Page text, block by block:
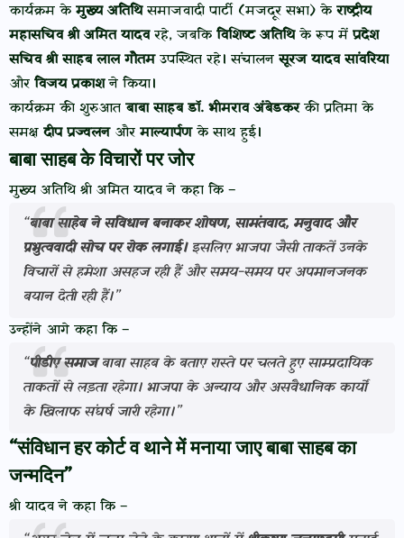
कार्यक्रम के मुख्य अतिथिसमाजवादी पार्टी (मजदूर सभा) के राष्ट्रीय
महासचिव श्री अमित यादवरहे, जबकि विशिष्ट अतिथिके रूप में प्रदेश
सचिव श्री साहब लाल गौतमउपस्थित रहे। संचालन सूरज यादव सांवरिया
और विजय प्रकाशने किया।
कार्यक्रम की शुरुआत बाबा साहब डॉ. भीमराव अंबेडकरकी प्रतिमा के
समक्ष दीप प्रज्वलनऔर माल्यार्पणके साथ हुई।
बाबा साहब के विचारों पर जोर
मुख्य अतिथि श्री अमित यादव ने कहा कि –
“बाबा साहेब ने संविधान बनाकर शोषण, सामंतवाद, मनुवाद और
प्रभुत्ववादी सोच पर रोक लगाई।इसलिए भाजपा जैसी ताकतें उनके
विचारों से हमेशा असहज रही हैं और समय-समय पर अपमानजनक
बयान देती रही हैं।”
उन्होंने आगे कहा कि –
“पीडीए समाजबाबा साहब के बताए रास्ते पर चलते हुए साम्प्रदायिक
ताकतों से लड़ता रहेगा। भाजपा के अन्याय और असंवैधानिक कार्यों
के खिलाफ संघर्ष जारी रहेगा।”
“संविधान हर कोर्ट व थाने में मनाया जाए बाबा साहब का
जन्मदिन”
श्री यादव ने कहा कि –